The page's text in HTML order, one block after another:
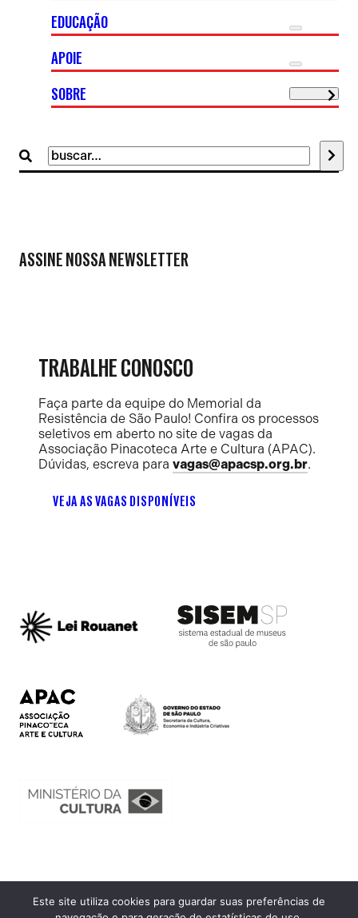
Buscar
por:
EDUCAÇÃO
APOIE
SOBRE
ASSINE NOSSA NEWSLETTER
TRABALHE CONOSCO
Faça parte da equipe do Memorial da
Resistência de São Paulo! Confira os processos
seletivos em aberto no site de vagas da
Associação Pinacoteca Arte e Cultura (APAC).
Dúvidas, escreva para vagas@apacsp.org.br.
VEJA AS VAGAS DISPONÍVEIS
Ouvidoria
Este site utiliza cookies para guardar suas preferências de